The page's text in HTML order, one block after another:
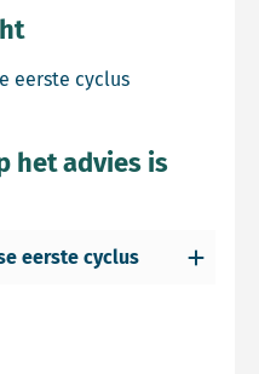
eerste cyclus eerste
het advies is
eerste cyclus